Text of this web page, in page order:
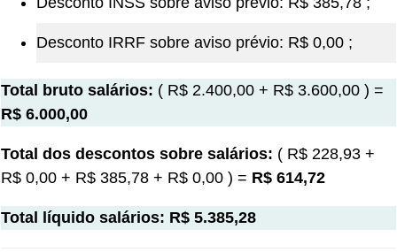
Desconto IRRF sobre aviso prévio: R$ 0,00 ;
Total bruto salários: ( R$ 2.400,00 + R$ 3.600,00 ) =
R$ 6.000,00
Total dos descontos sobre salários: ( R$ 228,93 +
R$ 0,00 + R$ 385,78 + R$ 0,00 ) = R$ 614,72
Total líquido salários: R$ 5.385,28